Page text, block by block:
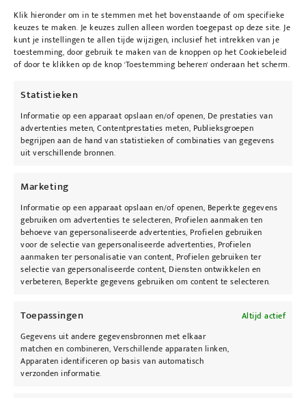
Klik hieronder om in te stemmen met het bovenstaande of om specifieke
keuzes te maken. Je keuzes zullen alleen worden toegepast op deze site. Je
kunt je instellingen te allen tijde wijzigen, inclusief het intrekken van je
toestemming, door gebruik te maken van de knoppen op het Cookiebeleid
of door te klikken op de knop 'Toestemming beheren' onderaan het scherm.
Statistieken
Informatie op een apparaat opslaan en/of openen, De prestaties van
advertenties meten, Contentprestaties meten, Publieksgroepen
begrijpen aan de hand van statistieken of combinaties van gegevens
uit verschillende bronnen.
Marketing
Informatie op een apparaat opslaan en/of openen, Beperkte gegevens
gebruiken om advertenties te selecteren, Profielen aanmaken ten
behoeve van gepersonaliseerde advertenties, Profielen gebruiken
voor de selectie van gepersonaliseerde advertenties, Profielen
aanmaken ter personalisatie van content, Profielen gebruiken ter
selectie van gepersonaliseerde content, Diensten ontwikkelen en
verbeteren, Beperkte gegevens gebruiken om content te selecteren.
Toepassingen
Altijd actief
Gegevens uit andere gegevensbronnen met elkaar
matchen en combineren, Verschillende apparaten linken,
Apparaten identificeren op basis van automatisch
verzonden informatie.
Lash Fixation Length & Definition Tubing
Mascara
€35,00
Opties selecteren
@kybeau